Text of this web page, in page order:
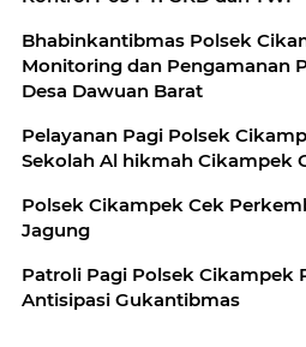
Bhabinkantibmas Polsek
Monitoring dan Pengamanan
Desa Dawuan Barat
Pelayanan Pagi Polsek
Sekolah Al hikmah Cikampek
Polsek Cikampek Cek
Jagung
Patroli Pagi Polsek Cikampek
Antisipasi Gukantibmas